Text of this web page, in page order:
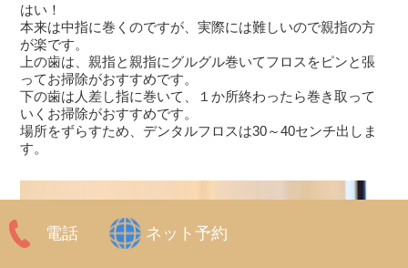
はい！
本来は中指に巻くのですが、実際には難しいので親指の方
が楽です。
上の歯は、親指と親指にグルグル巻いてフロスをピンと張
ってお掃除がおすすめです。
下の歯は人差し指に巻いて、１か所終わったら巻き取って
いくお掃除がおすすめです。
場所をずらすため、デンタルフロスは30～40センチ出しま
す。
電話 ネット予約